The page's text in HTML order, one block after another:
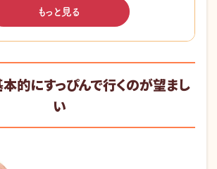
監修医師
もっと見る
的にすっぴんで行くのが望まし
い